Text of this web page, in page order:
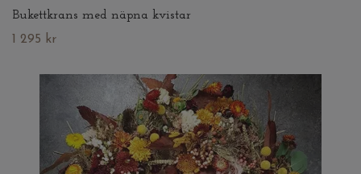
Bukettkrans med näpna kvistar
1 295 kr